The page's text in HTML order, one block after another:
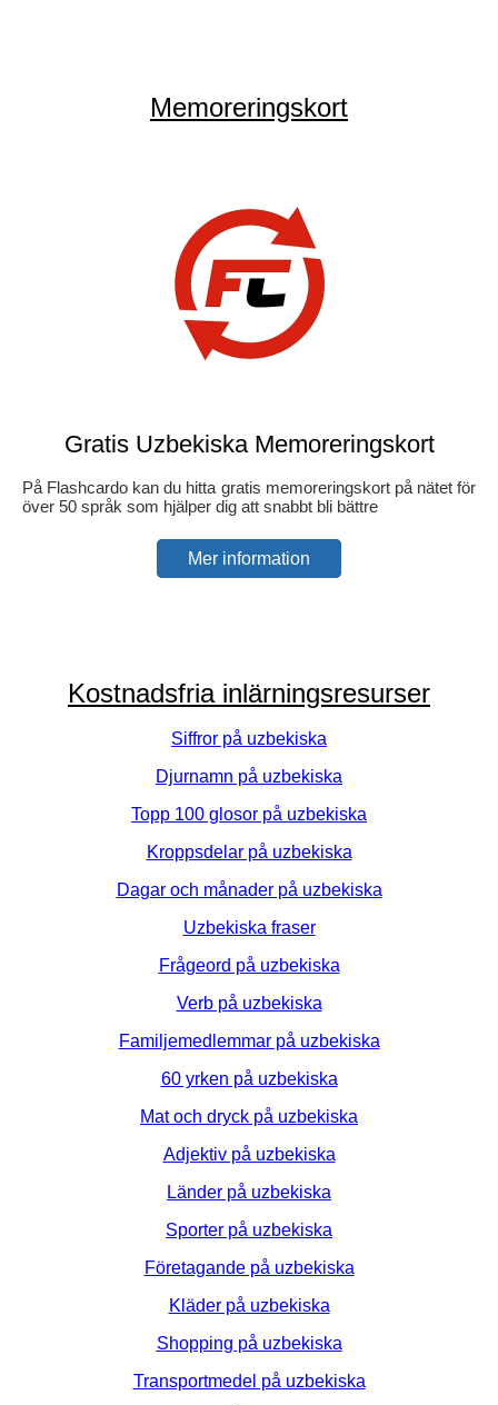
Memoreringskort
Gratis Uzbekiska Memoreringskort
På Flashcardo kan du hitta gratis memoreringskort på nätet för
över 50 språk som hjälper dig att snabbt bli bättre
Mer information
Kostnadsfria inlärningsresurser
Siffror på uzbekiska
Djurnamn på uzbekiska
Topp 100 glosor på uzbekiska
Kroppsdelar på uzbekiska
Dagar och månader på uzbekiska
Uzbekiska fraser
Frågeord på uzbekiska
Verb på uzbekiska
Familjemedlemmar på uzbekiska
60 yrken på uzbekiska
Mat och dryck på uzbekiska
Adjektiv på uzbekiska
Länder på uzbekiska
Sporter på uzbekiska
Företagande på uzbekiska
Kläder på uzbekiska
Shopping på uzbekiska
Transportmedel på uzbekiska